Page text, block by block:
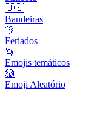
🇺🇸
Bandeiras
🎊
Feriados
🦄
Emojis temáticos
🎲
Emoji Aleatório